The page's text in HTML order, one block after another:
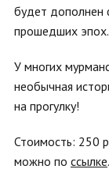
будет дополнен
прошедших эпох.
У многих
необычная
на прогулку!
Стоимость: 250
можно по ссылке